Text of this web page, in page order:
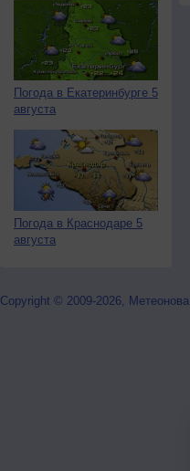
Погода в Екатеринбурге 5
августа
Погода в Краснодаре 5
августа
Copyright © 2009-2026, Метеонова